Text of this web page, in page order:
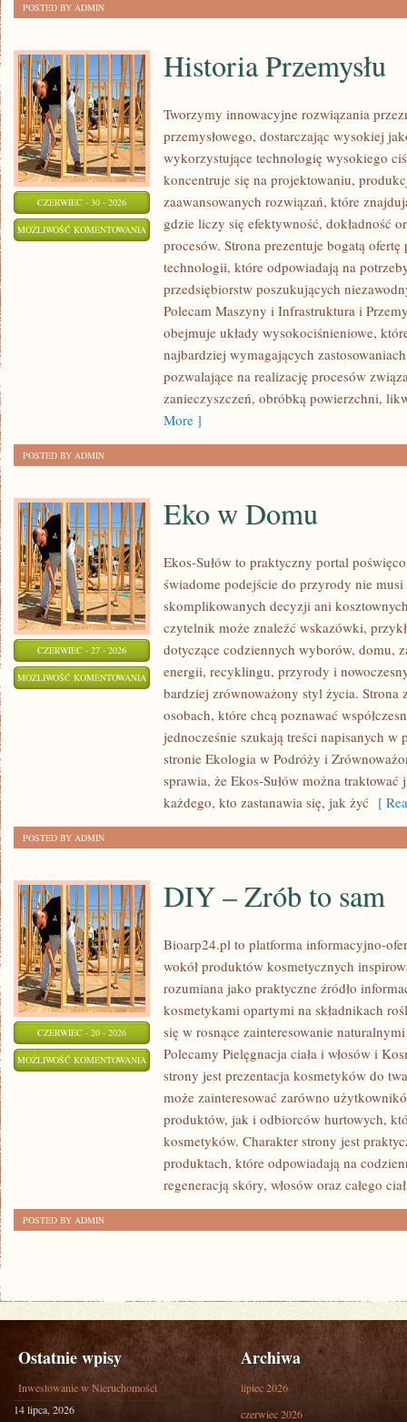
POSTED BY ADMIN
CZERWIEC - 30 - 2026
MOŻLIWOŚĆ KOMENTOWANIA HISTORIA
PRZEMYSŁU
Historia Przemysłu
Tworzymy innowacyjne rozwiązania
przemysłowego, dostarczając wysokiej
wykorzystujące technologię wysokiego
koncentruje się na projektowaniu,
zaawansowanych rozwiązań, które
gdzie liczy się efektywność, dokładność
procesów. Strona prezentuje bogatą ofertę
technologii, które odpowiadają na
przedsiębiorstw poszukujących
Polecam Maszyny i Infrastruktura i
obejmuje układy wysokociśnieniowe,
najbardziej wymagających
pozwalające na realizację procesów
zanieczyszczeń, obróbką powierzchni,
More ]
POSTED BY ADMIN
CZERWIEC - 27 - 2026
MOŻLIWOŚĆ KOMENTOWANIA
DOMU
Eko w Domu
Ekos-Sułów to praktyczny portal
świadome podejście do przyrody nie
skomplikowanych decyzji ani
czytelnik może znaleźć wskazówki,
dotyczące codziennych wyborów, domu,
energii, recyklingu, przyrody i
bardziej zrównoważony styl życia. Strona
osobach, które chcą poznawać
jednocześnie szukają treści napisanych w
stronie Ekologia w Podróży i
sprawia, że Ekos-Sułów można
każdego, kto zastanawia się, jak żyć [
POSTED BY ADMIN
CZERWIEC - 20 - 2026
MOŻLIWOŚĆ KOMENTOWANIA
ZRÓB
SAM
DIY – Zrób to sam
Bioarp24.pl to platforma informacyjno-
wokół produktów kosmetycznych
rozumiana jako praktyczne źródło
kosmetykami opartymi na składnikach
się w rosnące zainteresowanie
Polecamy Pielęgnacja ciała i włosów i
strony jest prezentacja kosmetyków do
może zainteresować zarówno
produktów, jak i odbiorców hurtowych,
kosmetyków. Charakter strony jest
produktach, które odpowiadają na
regeneracją skóry, włosów oraz całego
POSTED BY ADMIN
Ostatnie wpisy
Inwestowanie w Nieruchomości
14 lipca, 2026
Archiwa
lipiec 2026
czerwiec 2026